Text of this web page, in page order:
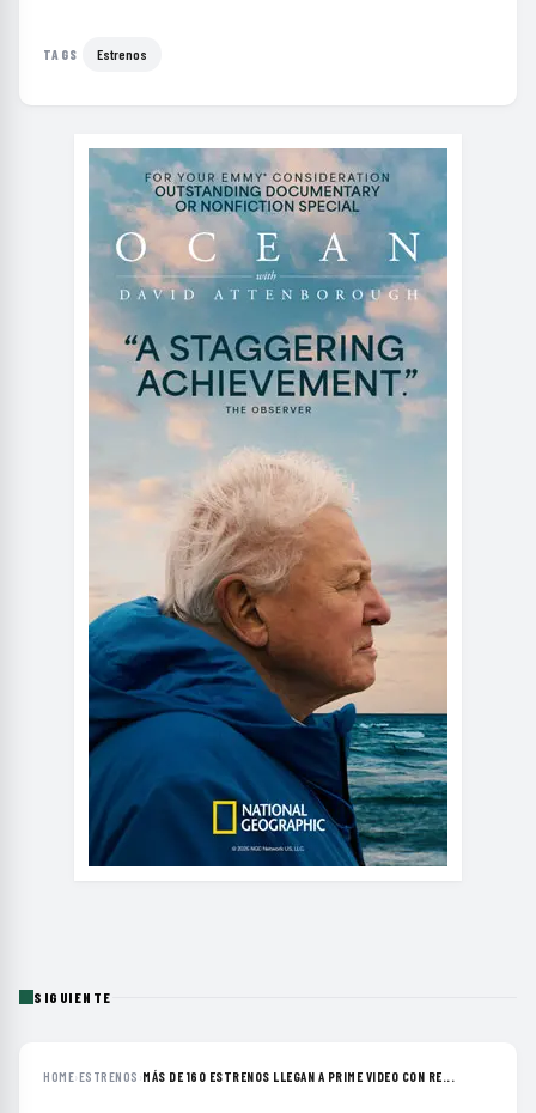
TAGS Estrenos
SIGUIENTE
HOME›ESTRENOS ›MÁS DE 160 ESTRENOS LLEGAN A PRIME VIDEO CON RE...